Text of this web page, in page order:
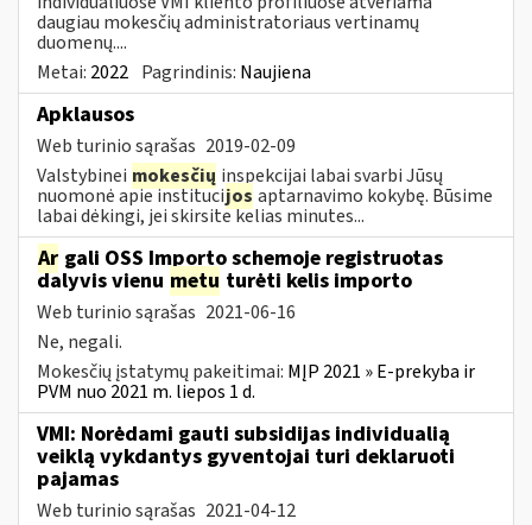
daugiau mokesčių administratoriaus vertinamų
duomenų....
Metai: 2022 Pagrindinis: Naujiena
Apklausos
Web turinio sąrašas 2019-02-09
Valstybinei mokesčių inspekcijai labai svarbi Jūsų
nuomonė apie institucijos aptarnavimo kokybę. Būsime
labai dėkingi, jei skirsite kelias minutes...
Ar gali OSS Importo schemoje registruotas
dalyvis vienu metu turėti kelis importo
Web turinio sąrašas 2021-06-16
Ne, negali.
Mokesčių įstatymų pakeitimai: MĮP 2021 » E-prekyba ir
PVM nuo 2021 m. liepos 1 d.
VMI: Norėdami gauti subsidijas individualią
veiklą vykdantys gyventojai turi deklaruoti
pajamas
Web turinio sąrašas 2021-04-12